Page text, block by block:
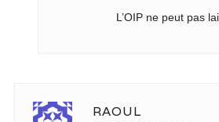
L’OIP ne peut pas
RAOUL